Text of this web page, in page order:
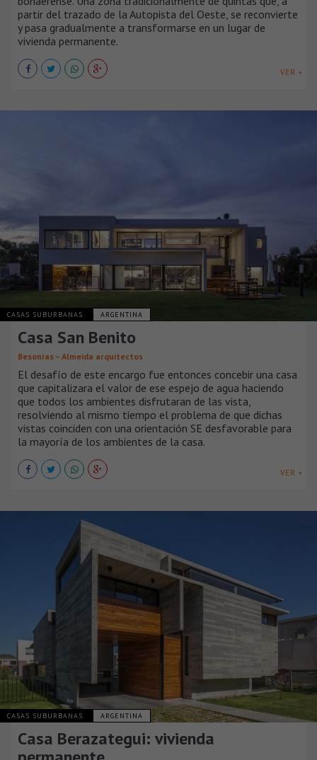
partir del trazado de la Autopista del Oeste, se reconvierte
y pasa gradualmente a transformarse en un lugar de
vivienda permanente.
VER +
CASAS SUBURBANAS ARGENTINA
Casa San Benito
Besonías – Almeida arquitectos
El desafío de este encargo fue entonces concebir una casa
que capitalizara el valor de ese espejo de agua haciendo
que todos los ambientes disfrutaran de las vista,
resolviendo al mismo tiempo el problema de que dichas
vistas coinciden con una orientación SE desfavorable para
la mayoría de los ambientes de la casa.
VER +
CASAS SUBURBANAS ARGENTINA
Casa Berazategui: vivienda